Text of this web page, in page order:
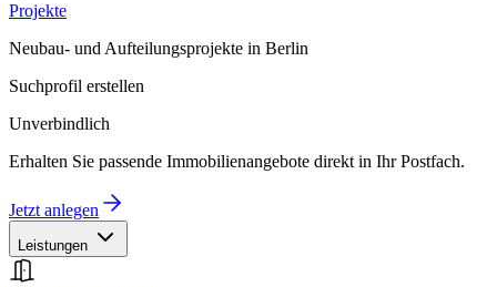
Projekte
Neubau- und Aufteilungsprojekte in Berlin
Suchprofil erstellen
Unverbindlich
Erhalten Sie passende Immobilienangebote direkt in Ihr Postfach.
Jetzt anlegen
Leistungen